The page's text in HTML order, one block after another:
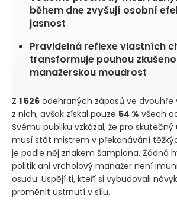
během dne zvyšují osobní
jasnost
Pravidelná reflexe vlastních
transformuje pouhou
manažerskou moudrost
Z 1 526 odehraných zápasů ve
z nich, avšak získal pouze 54 % všech
Svému publiku vzkázal, že pro
musí stát mistrem v překonávání
je podle něj znakem šampiona. Žádná
politik ani vrcholový manažer není
osudu. Uspějí ti, kteří si vybudovali
proměnit ustrnutí v sílu.